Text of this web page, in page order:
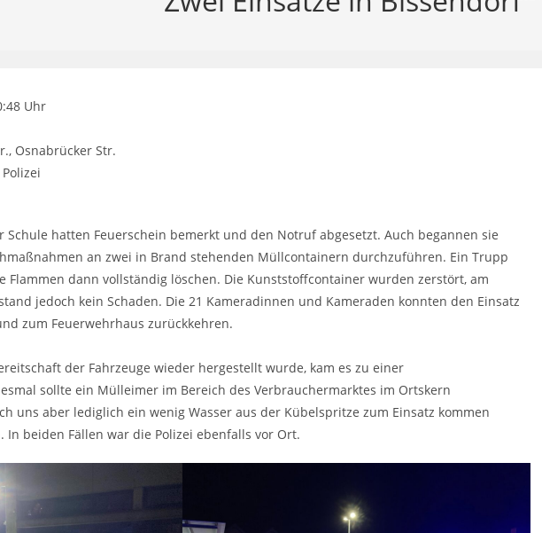
Uhr
Osnabrücker Str.
Schule hatten Feuerschein bemerkt und den Notruf abgesetzt. Auch begannen sie
an zwei in Brand stehenden Müllcontainern durchzuführen. Ein Trupp
Flammen dann vollständig löschen. Die Kunststoffcontainer wurden zerstört, am
jedoch kein Schaden. Die 21 Kameradinnen und Kameraden konnten den Einsatz
zum Feuerwehrhaus zurückkehren.
der Fahrzeuge wieder hergestellt wurde, kam es zu einer
sollte ein Mülleimer im Bereich des Verbrauchermarktes im Ortskern
uns aber lediglich ein wenig Wasser aus der Kübelspritze zum Einsatz kommen
In beiden Fällen war die Polizei ebenfalls vor Ort.